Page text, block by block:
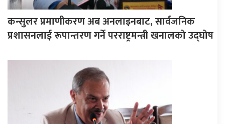
कन्सुलर प्रमाणीकरण अब अनलाइनबाट, सार्वजनिक
प्रशासनलाई रूपान्तरण गर्ने परराष्ट्रमन्त्री खनालको उद्घोष